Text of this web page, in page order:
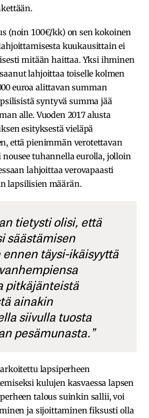
(noin 100€/kk) on sen kokoinen
kuukausittain ei
mitään haittaa. Yksi ihminen
lahjoittaa toiselle kolmen
euroa alittavan summan
syntyvä summa jää
alle. Vuoden 2017 alusta
esityksestä vieläpä
että pienimmän verotettavan
tuhannella eurolla, jolloin
lahjoittaa verovapaasti
lapsilisien määrän.
tietysti olisi, että
säästämisen
täysi-ikäisyyttä
pitkäjänteistä
ainakin
siivulla tuosta
pesämunasta.”
lapsiperheen
kulujen kasvaessa lapsen
talous suinkin sallii, voi
ja sijoittaminen fiksusti olla